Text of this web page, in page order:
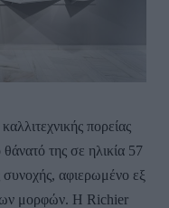
πορείας
της σε ηλικία 57
αφιερωμένο εξ
μορφών. Η Richier